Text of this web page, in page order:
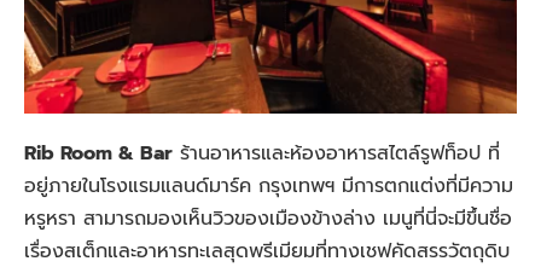
Rib Room & Bar ร้านอาหารและห้องอาหารสไตล์รูฟท็อป ที่
อยู่ภายในโรงแรมแลนด์มาร์ค กรุงเทพฯ มีการตกแต่งที่มีความ
หรูหรา สามารถมองเห็นวิวของเมืองข้างล่าง เมนูที่นี่จะมีขึ้นชื่อ
เรื่องสเต็กและอาหารทะเลสุดพรีเมียมที่ทางเชฟคัดสรรวัตถุดิบ